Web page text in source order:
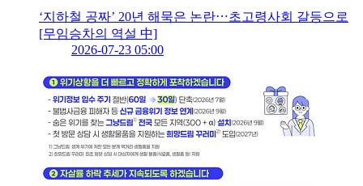
‘지하철 공짜’ 20년 해묵은 논란⋯초고령사회 갈등으로
[무임승차의 역설 中]
2026-07-23 05:00